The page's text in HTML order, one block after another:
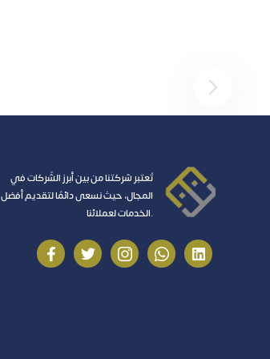
تُعتبر شركتنا من بين أبرز الشّركات في
المجال، حيث نسعى دائمًا لتقديم أفضل
الخدمات لعملائنا.